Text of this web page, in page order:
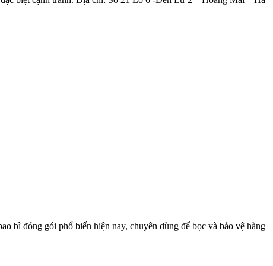
bì đóng gói phổ biến hiện nay, chuyên dùng để bọc và bảo vệ hàng